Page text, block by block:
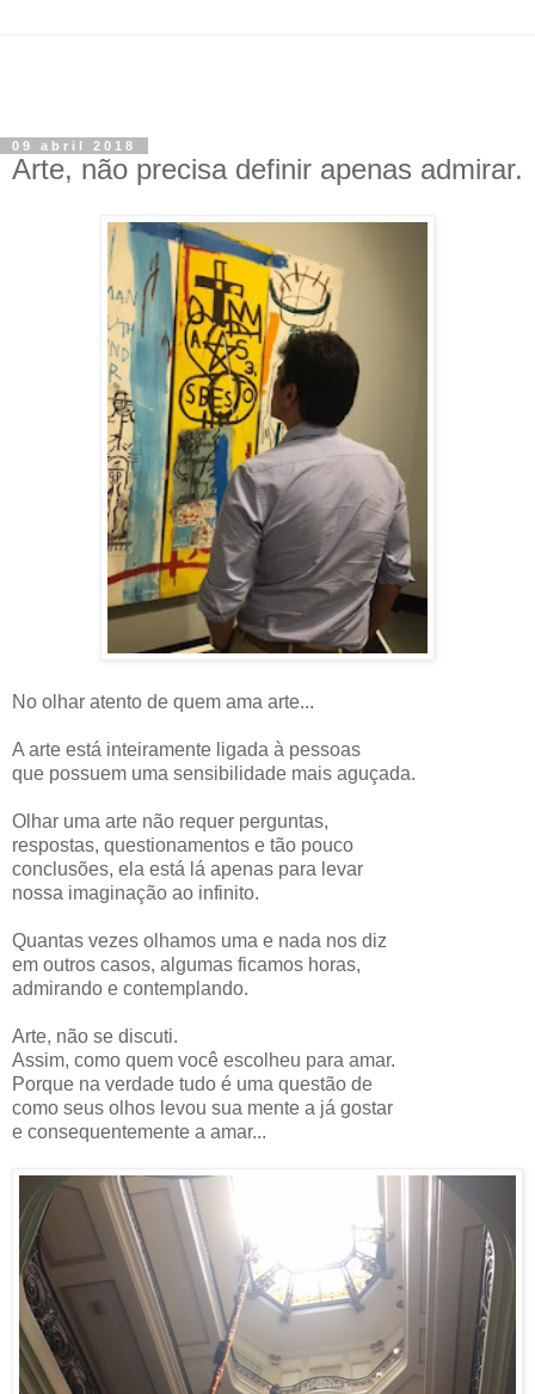
09 abril 2018
Arte, não precisa definir apenas admirar.
No olhar atento de quem ama arte...
A arte está inteiramente ligada à pessoas
que possuem uma sensibilidade mais aguçada.
Olhar uma arte não requer perguntas,
respostas, questionamentos e tão pouco
conclusões, ela está lá apenas para levar
nossa imaginação ao infinito.
Quantas vezes olhamos uma e nada nos diz
em outros casos, algumas ficamos horas,
admirando e contemplando.
Arte, não se discuti.
Assim, como quem você escolheu para amar.
Porque na verdade tudo é uma questão de
como seus olhos levou sua mente a já gostar
e consequentemente a amar...